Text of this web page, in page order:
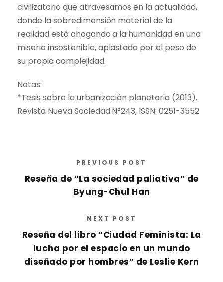
civilizatorio que atravesamos en la actualidad,
donde la sobredimensión material de la
realidad está ahogando a la humanidad en una
miseria insostenible, aplastada por el peso de
su propia complejidad.
Notas:
*Tesis sobre la urbanización planetaria (2013).
Revista Nueva Sociedad N°243, ISSN: 0251-3552
PREVIOUS POST
Reseña de “La sociedad paliativa” de
Byung-Chul Han
NEXT POST
Reseña del libro “Ciudad Feminista: La
lucha por el espacio en un mundo
diseñado por hombres” de Leslie Kern